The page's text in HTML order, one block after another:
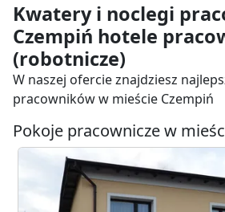
Kwatery i noclegi
Czempiń hotele
(robotnicze)
W naszej ofercie znajdziesz
pracowników w mieście Czempiń
Pokoje pracownicze w